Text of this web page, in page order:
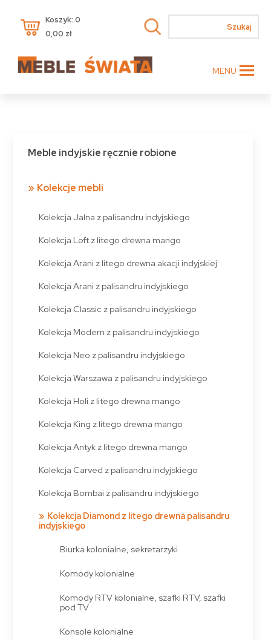
Koszyk: 0
0,00 zł
MENU
Meble indyjskie ręcznie robione
Kolekcje mebli
Kolekcja Jalna z palisandru indyjskiego
Kolekcja Loft z litego drewna mango
Kolekcja Arani z litego drewna akacji indyjskiej
Kolekcja Arani z palisandru indyjskiego
Kolekcja Classic z palisandru indyjskiego
Kolekcja Modern z palisandru indyjskiego
Kolekcja Neo z palisandru indyjskiego
Kolekcja Warszawa z palisandru indyjskiego
Kolekcja Holi z litego drewna mango
Kolekcja King z litego drewna mango
Kolekcja Antyk z litego drewna mango
Kolekcja Carved z palisandru indyjskiego
Kolekcja Bombai z palisandru indyjskiego
Kolekcja Diamond z litego drewna palisandru
indyjskiego
Biurka kolonialne, sekretarzyki
Komody kolonialne
Komody RTV kolonialne, szafki RTV, szafki
pod TV
Konsole kolonialne